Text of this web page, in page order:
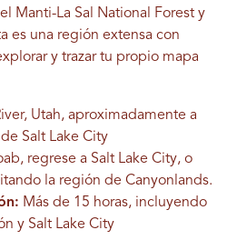
Manti-La Sal National Forest y
es una región extensa con
y trazar tu propio mapa
Utah, aproximadamente a
Salt Lake City
regrese a Salt Lake City, o
la región de Canyonlands.
Más de 15 horas, incluyendo
y Salt Lake City